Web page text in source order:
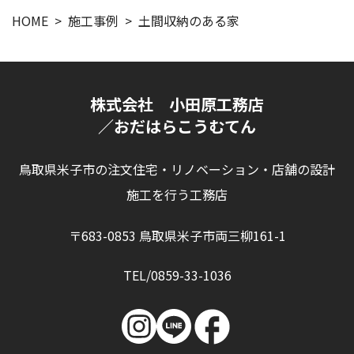
HOME 施工事例 土間収納のある家
株式会社 小田原工務店
／おだはらこうむてん
鳥取県米子市の注文住宅・リノベーション・店舗の設計
施工を行う工務店
〒683-0853 鳥取県米子市両三柳161-1
TEL/0859-33-1036